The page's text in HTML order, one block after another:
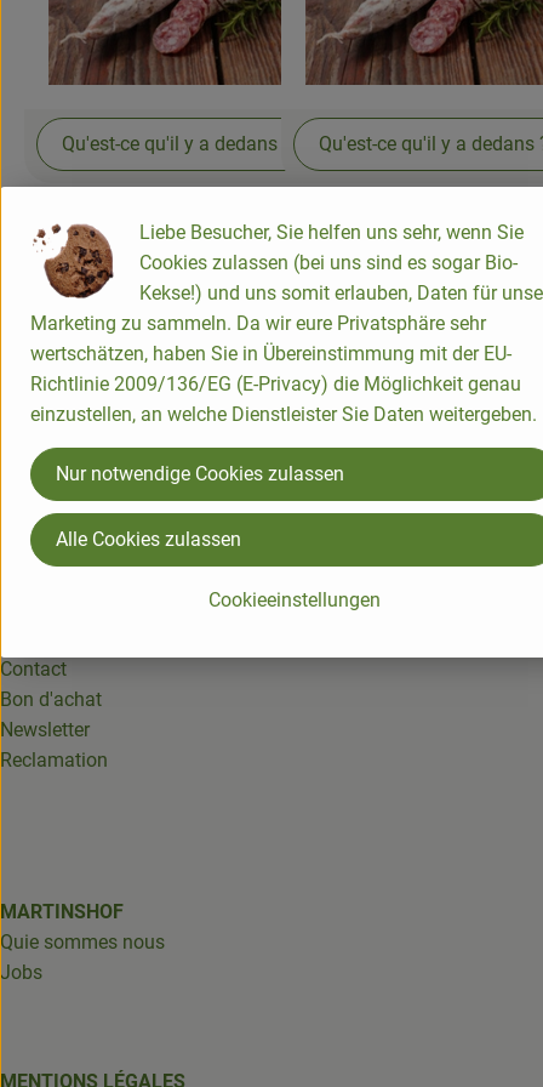
Produits de boulangerie
Produits naturels
Boissons
Livraison
Qui sommes nous
Nouveau
Qu'est-ce qu'il y a dedans ? Qu'est-ce qu'il y a dedans
Suivez-nous
Externer Link zu https://www.bioland.de/verbraucher
Externer Link zu https://www.facebook.com/
Externer Link zu https://
Martinshof Biobus GmbH
In der Brombach 6
66606 Osterbrücken
Organisme de contrôle: DE-ÖKO-006
Contact
Bon d'achat
Newsletter
Reclamation
MARTINSHOF
Quie sommes nous
Jobs
MENTIONS LÉGALES
Liebe Besucher, Sie helfen uns sehr, wenn Sie
Cookies zulassen (bei uns sind es sogar Bio-
Kekse!) und uns somit erlauben, Daten für
Marketing zu sammeln. Da wir eure Privatsphäre sehr
wertschätzen, haben Sie in Übereinstimmung mit der EU-
Richtlinie 2009/136/EG (E-Privacy) die Möglichkeit genau
einzustellen, an welche Dienstleister Sie Daten weitergeben.
Cookieeinstellungen
Nur notwendige Cookies zulassen
Alle Cookies zulassen